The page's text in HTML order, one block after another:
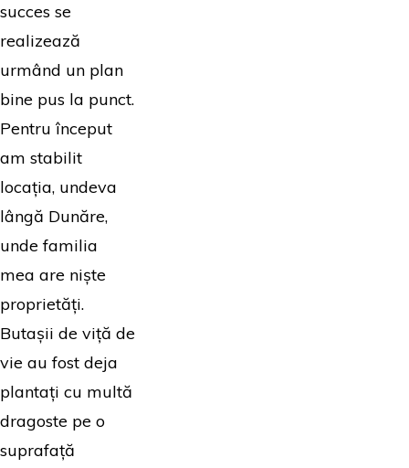
succes se
realizează
urmând un plan
bine pus la punct.
Pentru început
am stabilit
locația, undeva
lângă Dunăre,
unde familia
mea are niște
proprietăți.
Butașii de viță de
vie au fost deja
plantați cu multă
dragoste pe o
suprafață